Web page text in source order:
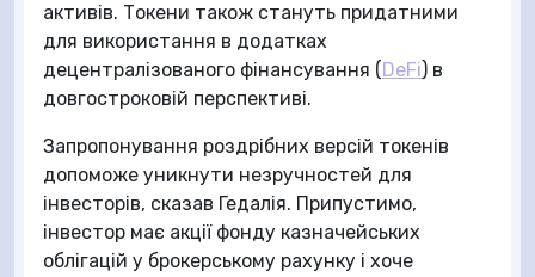
активів. Токени також стануть придатними
для використання в додатках
децентралізованого фінансування (DeFi) в
довгостроковій перспективі.
Запропонування роздрібних версій токенів
допоможе уникнути незручностей для
інвесторів, сказав Гедалія. Припустимо,
інвестор має акції фонду казначейських
облігацій у брокерському рахунку і хоче